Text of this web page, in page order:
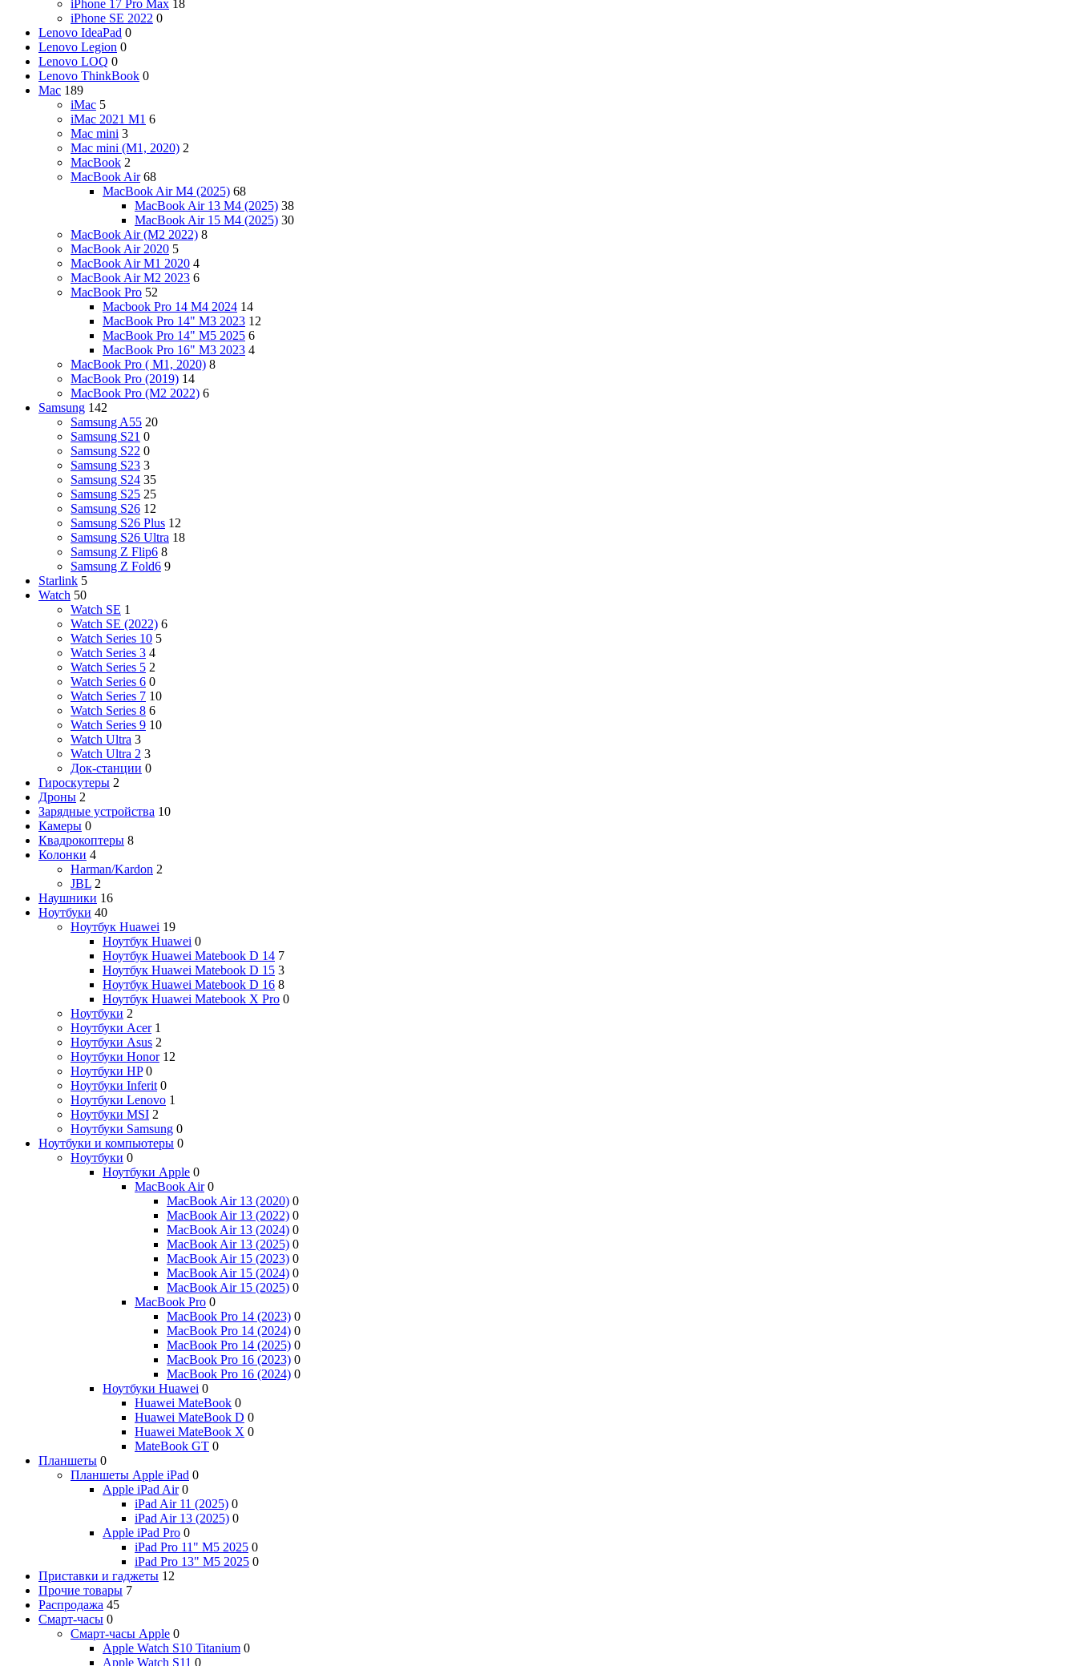
iPhone 17 Pro Max 18
iPhone SE 2022 0
Lenovo IdeaPad 0
Lenovo Legion 0
Lenovo LOQ 0
Lenovo ThinkBook 0
Mac 189
iMac 5
iMac 2021 M1 6
Mac mini 3
Mac mini (M1, 2020) 2
MacBook 2
MacBook Air 68
MacBook Air M4 (2025) 68
MacBook Air 13 M4 (2025) 38
MacBook Air 15 M4 (2025) 30
MacBook Air (M2 2022) 8
MacBook Air 2020 5
MacBook Air M1 2020 4
MacBook Air M2 2023 6
MacBook Pro 52
Macbook Pro 14 M4 2024 14
MacBook Pro 14" M3 2023 12
MacBook Pro 14" M5 2025 6
MacBook Pro 16" M3 2023 4
MacBook Pro ( M1, 2020) 8
MacBook Pro (2019) 14
MacBook Pro (M2 2022) 6
Samsung 142
Samsung A55 20
Samsung S21 0
Samsung S22 0
Samsung S23 3
Samsung S24 35
Samsung S25 25
Samsung S26 12
Samsung S26 Plus 12
Samsung S26 Ultra 18
Samsung Z Flip6 8
Samsung Z Fold6 9
Starlink 5
Watch 50
Watch SE 1
Watch SE (2022) 6
Watch Series 10 5
Watch Series 3 4
Watch Series 5 2
Watch Series 6 0
Watch Series 7 10
Watch Series 8 6
Watch Series 9 10
Watch Ultra 3
Watch Ultra 2 3
Док-станции 0
Гироскутеры 2
Дроны 2
Зарядные устройства 10
Камеры 0
Квадрокоптеры 8
Колонки 4
Harman/Kardon 2
JBL 2
Наушники 16
Ноутбуки 40
Ноутбук Huawei 19
Ноутбук Huawei 0
Ноутбук Huawei Matebook D 14 7
Ноутбук Huawei Matebook D 15 3
Ноутбук Huawei Matebook D 16 8
Ноутбук Huawei Matebook X Pro 0
Ноутбуки 2
Ноутбуки Acer 1
Ноутбуки Asus 2
Ноутбуки Honor 12
Ноутбуки HP 0
Ноутбуки Inferit 0
Ноутбуки Lenovo 1
Ноутбуки MSI 2
Ноутбуки Samsung 0
Ноутбуки и компьютеры 0
Ноутбуки 0
Ноутбуки Apple 0
MacBook Air 0
MacBook Air 13 (2020) 0
MacBook Air 13 (2022) 0
MacBook Air 13 (2024) 0
MacBook Air 13 (2025) 0
MacBook Air 15 (2023) 0
MacBook Air 15 (2024) 0
MacBook Air 15 (2025) 0
MacBook Pro 0
MacBook Pro 14 (2023) 0
MacBook Pro 14 (2024) 0
MacBook Pro 14 (2025) 0
MacBook Pro 16 (2023) 0
MacBook Pro 16 (2024) 0
Ноутбуки Huawei 0
Huawei MateBook 0
Huawei MateBook D 0
Huawei MateBook X 0
MateBook GT 0
Планшеты 0
Планшеты Apple iPad 0
Apple iPad Air 0
iPad Air 11 (2025) 0
iPad Air 13 (2025) 0
Apple iPad Pro 0
iPad Pro 11" M5 2025 0
iPad Pro 13" M5 2025 0
Приставки и гаджеты 12
Прочие товары 7
Распродажа 45
Смарт-часы 0
Смарт-часы Apple 0
Apple Watch S10 Titanium 0
Apple Watch S11 0